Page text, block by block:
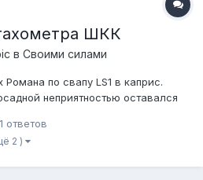
ШКК
в Своими силами
по свапу LS1 в каприс.
неприятностью оставался
это. Суть проблемы заключается
прошивкой выдаёт ровно
ответов
2 )